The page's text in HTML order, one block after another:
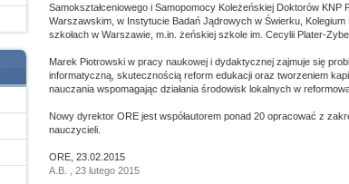
Samokształceniowego i Samopomocy Koleżeńskiej Doktorów KNP
Warszawskim, w Instytucie Badań Jądrowych w Świerku,
szkołach w Warszawie, m.in. żeńskiej szkole im. Cecylii Plater-
Marek Piotrowski w pracy naukowej i dydaktycznej zajmuje się
informatyczną, skutecznością reform edukacji oraz tworzeniem
nauczania wspomagając działania środowisk lokalnych w
Nowy dyrektor ORE jest współautorem ponad 20 opracować z
nauczycieli.
ORE, 23.02.2015
A.B. , 23 lutego 2015